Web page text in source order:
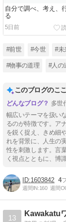
自分で調べ、考え、
る
5日前
#前世 #今世 #未
#物事の道理 #人の
このブログのこ
多世
幅広いテーマを扱い
るのが特徴です。ア
を鋭く捉え、きめ細
れを背景に、人生の
性を刺激します。言
く視点とともに、博
1603842 4
週間IN:160 週間
13
Kawakatu